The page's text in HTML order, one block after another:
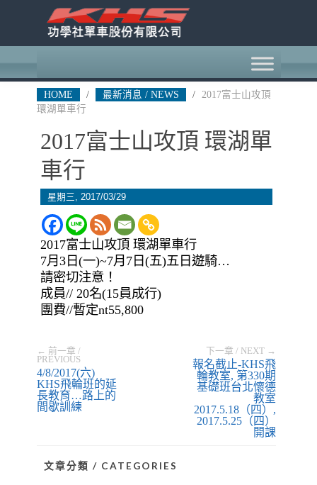
HOME / 最新消息 / NEWS /
2017富士山攻頂
環湖單車行
2017富士山攻頂 環湖單
車行
星期三, 2017/03/29
2017富士山攻頂 環湖單車行
7月3日(一)~7月7日(五)五日遊騎…
請密切注意！
成員// 20名(15員成行)
團費//暫定nt55,800
← 前一章 /
PREVIOUS
4/8/2017(六)
KHS飛輪班的延
長教育…路上的
間歇訓練
下一章 / NEXT →
報名截止-KHS飛
輪教室, 第330期
基礎班台北懷德
教室
2017.5.18（四）,
2017.5.25（四）
開課
文章分類 / CATEGORIES